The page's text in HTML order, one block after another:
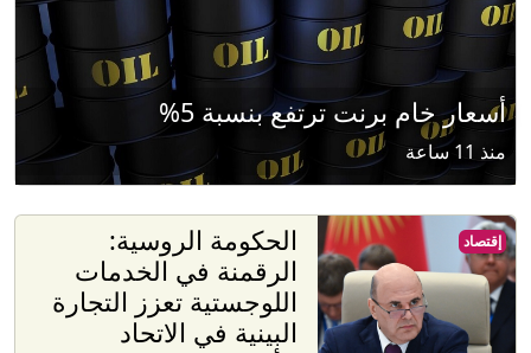
أسعار خام برنت ترتفع بنسبة 5%
منذ 11 ساعة
الحكومة الروسية:
الرقمنة في الخدمات
اللوجستية تعزز التجارة
البينية في الاتحاد
إقتصاد